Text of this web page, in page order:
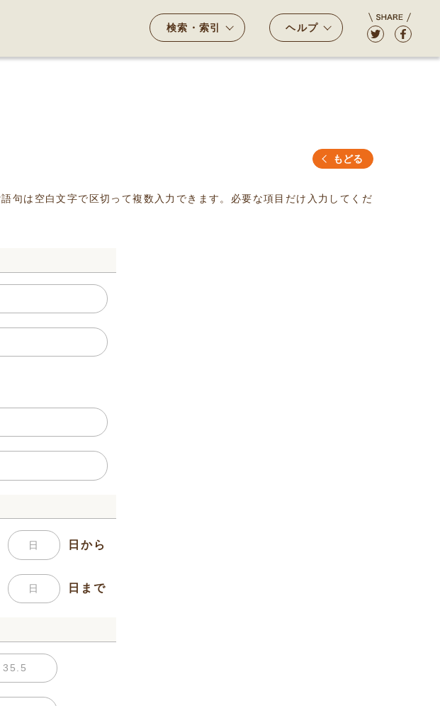
検索・索引 ヘルプ
もどる
句は空白文字で区切って複数入力できます。必要な項目だけ入力してくだ
日から
日まで